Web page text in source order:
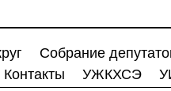
Собрание
Контакты УЖКХСЭ